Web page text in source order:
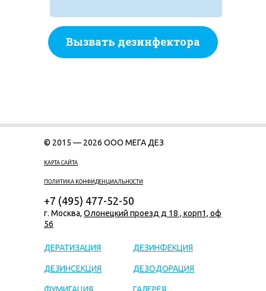
Вызвать дезинфектора
© 2015 — 2026 ООО МЕГА ДЕЗ
КАРТА САЙТА
ПОЛИТИКА КОНФИДЕНЦИАЛЬНОСТИ
ДЕРАТИЗАЦИЯ ДЕЗИНФЕКЦИЯ
ДЕЗИНСЕКЦИЯ ДЕЗОДОРАЦИЯ
+7 (495) 477-52-50
г. Москва, Олонецкий проезд д 18 , корп1, оф
56